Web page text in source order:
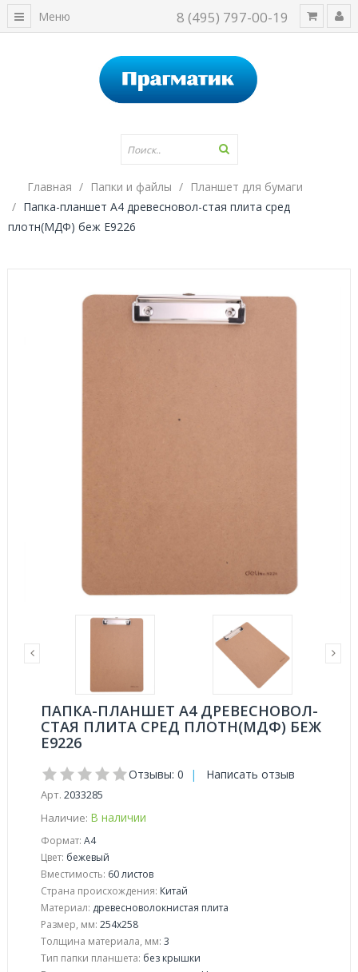
8 (495) 797-00-19
Меню
Главная Папки и файлы
Планшет для бумаги
Папка-планшет A4 древесновол-стая плита сред
плотн(МДФ) беж E9226
ПАПКА-ПЛАНШЕТ A4 ДРЕВЕСНОВОЛ-
СТАЯ ПЛИТА СРЕД ПЛОТН(МДФ) БЕЖ
E9226
Отзывы: 0 | Написать отзыв
Арт. 2033285
Наличие: В наличии
Формат: А4
Цвет: бежевый
Вместимость: 60 листов
Страна происхождения: Китай
Материал: древесноволокнистая плита
Размер, мм: 254x258
Толщина материала, мм: 3
Тип папки планшета: без крышки